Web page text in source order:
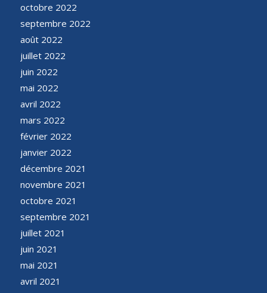
octobre 2022
septembre 2022
août 2022
juillet 2022
juin 2022
mai 2022
avril 2022
mars 2022
février 2022
janvier 2022
décembre 2021
novembre 2021
octobre 2021
septembre 2021
juillet 2021
juin 2021
mai 2021
avril 2021